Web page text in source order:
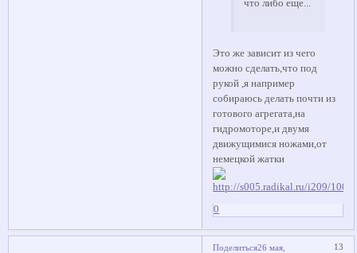
что либо еще...
Это же зависит из чего
можно сделать,что под
рукой ,я например
собираюсь делать почти из
готового агрегата,на
гидромоторе,и двумя
движущимися ножами,от
немецкой жатки
0
Поделиться 13
26 мая,